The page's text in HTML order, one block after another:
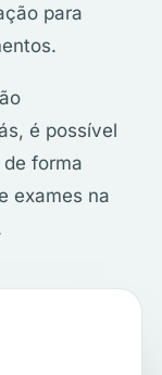
para
é possível
forma
exames na